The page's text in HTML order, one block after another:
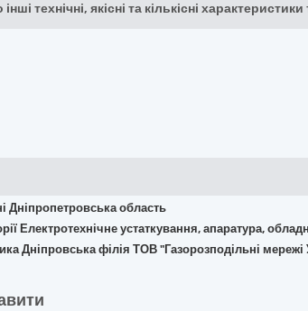
технічні, якісні та кількісні
Дніпропетровська область
Електротехнічне устаткування, апаратура,
Дніпровська філія ТОВ "Газорозподільні мережі